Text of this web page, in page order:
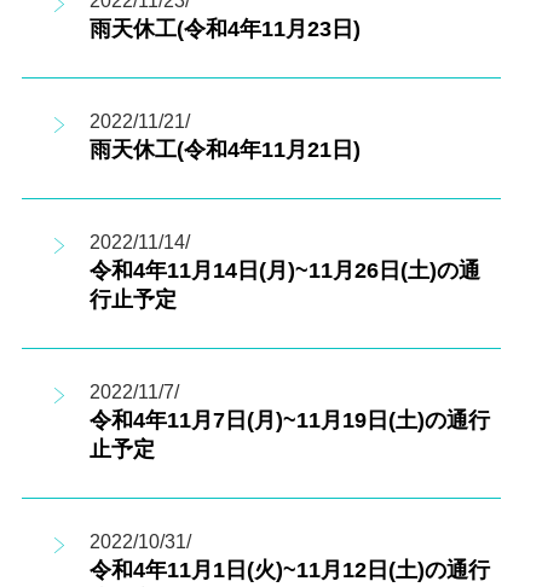
雨天休工(令和4年11月23日)
2022/11/21/
雨天休工(令和4年11月21日)
2022/11/14/
令和4年11月14日(月)~11月26日(土)の通
行止予定
2022/11/7/
令和4年11月7日(月)~11月19日(土)の通行
止予定
2022/10/31/
令和4年11月1日(火)~11月12日(土)の通行